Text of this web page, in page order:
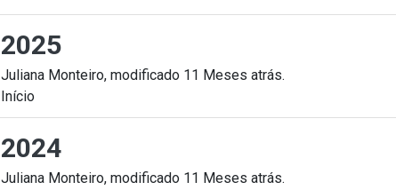
2025
Juliana Monteiro, modificado 11 Meses atrás.
Início
2024
Juliana Monteiro, modificado 11 Meses atrás.